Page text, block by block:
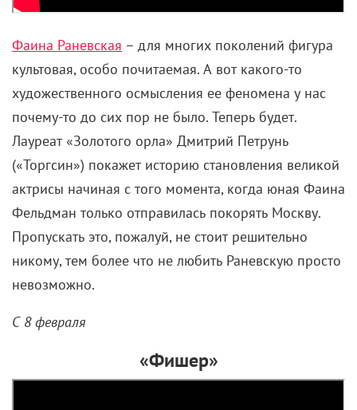
Фаина Раневская – для многих поколений фигура
культовая, особо почитаемая. А вот какого-то
художественного осмысления ее феномена у нас
почему-то до сих пор не было. Теперь будет.
Лауреат «Золотого орла» Дмитрий Петрунь
(«Торгсин») покажет историю становления великой
актрисы начиная с того момента, когда юная Фаина
Фельдман только отправилась покорять Москву.
Пропускать это, пожалуй, не стоит решительно
никому, тем более что не любить Раневскую просто
невозможно.
С 8 февраля
«Фишер»